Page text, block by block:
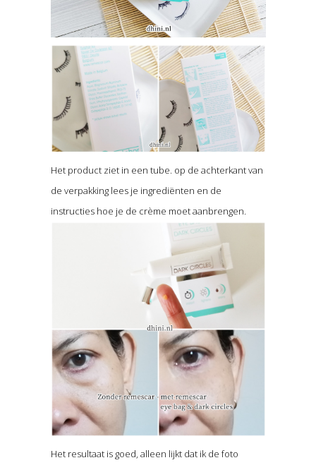
Het product ziet in een tube. op de achterkant van
de verpakking lees je ingrediënten en de
instructies hoe je de crème moet aanbrengen.
Het resultaat is goed, alleen lijkt dat ik de foto